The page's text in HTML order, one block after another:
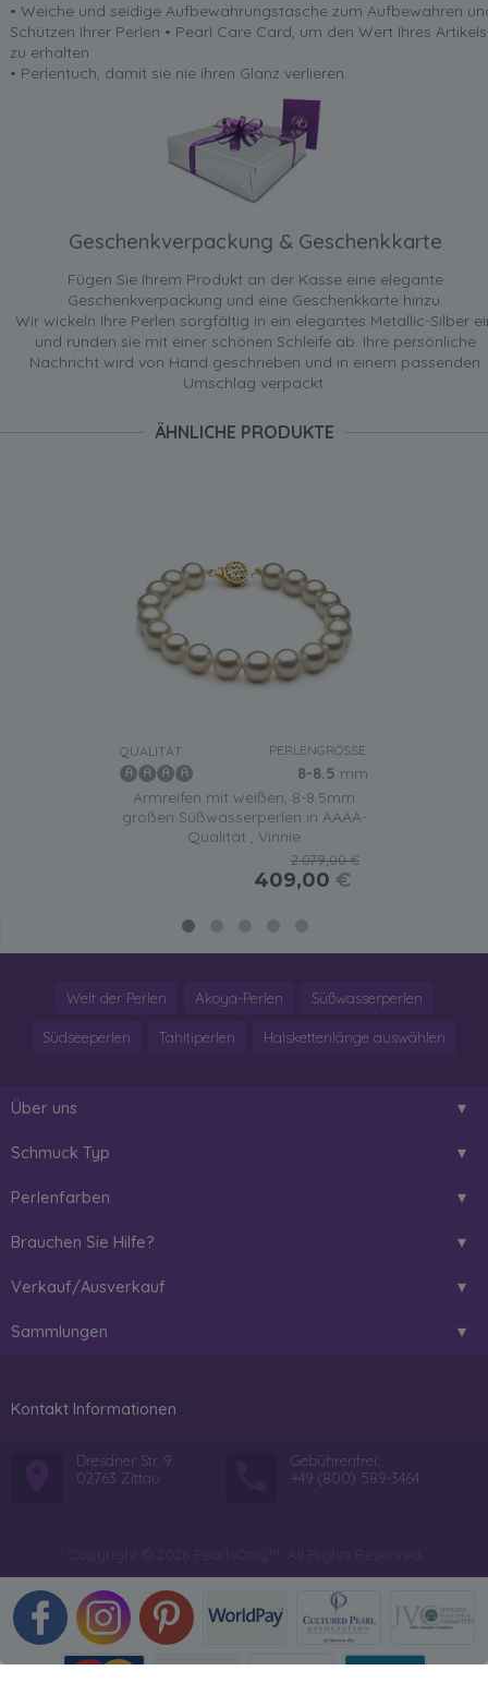
• Weiche und seidige Aufbewahrungstasche zum Aufbewahren
Schützen Ihrer Perlen • Pearl Care Card, um den Wert Ihres Artikels
zu erhalten
• Perlentuch, damit sie nie ihren Glanz verlieren.
Geschenkverpackung & Geschenkkarte
Fügen Sie Ihrem Produkt an der Kasse eine elegante
Geschenkverpackung und eine Geschenkkarte hinzu.
Wir wickeln Ihre Perlen sorgfältig in ein elegantes Metallic-Silber
und runden sie mit einer schönen Schleife ab. Ihre persönliche
Nachricht wird von Hand geschrieben und in einem passenden
Umschlag verpackt.
ÄHNLICHE PRODUKTE
QUALITÄT: PERLENGRÖSSE:
8-8.5 mm
Armreifen mit weißen, 8-8.5mm
großen Süßwasserperlen in AAAA-
Qualität , Vinnie
2.079,00 €
409,00 €
Welt der Perlen Akoya-Perlen Süßwasserperlen
Südseeperlen Tahitiperlen Halskettenlänge auswählen
Über uns
Schmuck Typ
Perlenfarben
Brauchen Sie Hilfe?
Verkauf/Ausverkauf
Sammlungen
Kontakt Informationen
Dresdner Str. 9
02763 Zittau
Gebührenfrei:
+49 (800) 589-3464